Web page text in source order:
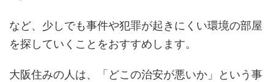
など、少しでも事件や犯罪が起きにくい環境の部屋
を探していくことをおすすめします。
大阪住みの人は、「どこの治安が悪いか」という事